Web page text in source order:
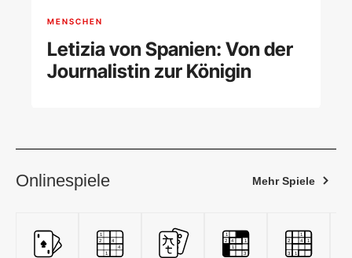
MENSCHEN
Letizia von Spanien: Von der
Journalistin zur Königin
Onlinespiele Mehr Spiele